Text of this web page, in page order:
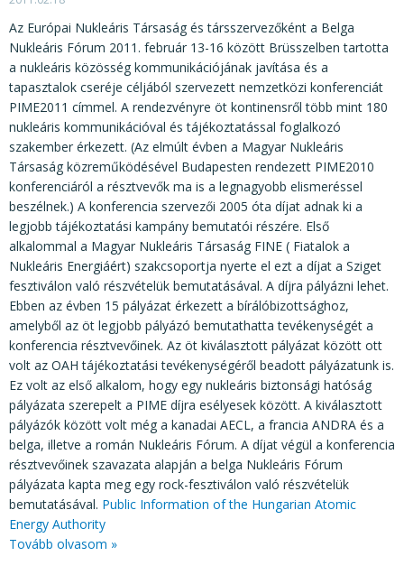
Az Európai Nukleáris Társaság és társszervezőként a Belga
Nukleáris Fórum 2011. február 13-16 között Brüsszelben tartotta
a nukleáris közösség kommunikációjának javítása és a
tapasztalok cseréje céljából szervezett nemzetközi konferenciát
PIME2011 címmel. A rendezvényre öt kontinensről több mint 180
nukleáris kommunikációval és tájékoztatással foglalkozó
szakember érkezett. (Az elmúlt évben a Magyar Nukleáris
Társaság közreműködésével Budapesten rendezett PIME2010
konferenciáról a résztvevők ma is a legnagyobb elismeréssel
beszélnek.) A konferencia szervezői 2005 óta díjat adnak ki a
legjobb tájékoztatási kampány bemutatói részére. Első
alkalommal a Magyar Nukleáris Társaság FINE ( Fiatalok a
Nukleáris Energiáért) szakcsoportja nyerte el ezt a díjat a Sziget
fesztiválon való részvételük bemutatásával. A díjra pályázni lehet.
Ebben az évben 15 pályázat érkezett a bírálóbizottsághoz,
amelyből az öt legjobb pályázó bemutathatta tevékenységét a
konferencia résztvevőinek. Az öt kiválasztott pályázat között ott
volt az OAH tájékoztatási tevékenységéről beadott pályázatunk is.
Ez volt az első alkalom, hogy egy nukleáris biztonsági hatóság
pályázata szerepelt a PIME díjra esélyesek között. A kiválasztott
pályázók között volt még a kanadai AECL, a francia ANDRA és a
belga, illetve a román Nukleáris Fórum. A díjat végül a konferencia
résztvevőinek szavazata alapján a belga Nukleáris Fórum
pályázata kapta meg egy rock-fesztiválon való részvételük
bemutatásával. Public Information of the Hungarian Atomic
Energy Authority
Tovább olvasom »